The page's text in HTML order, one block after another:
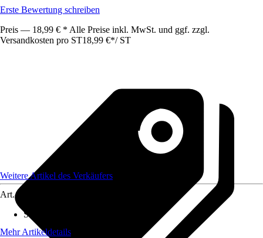
Erste Bewertung schreiben
Preis — 18,99 € * Alle Preise inkl. MwSt. und ggf. zzgl.
Versandkosten pro ST18,99 €*/ ST
Weitere Artikel des Verkäufers
Art.-Nr.
Standort
Mehr Artikeldetails